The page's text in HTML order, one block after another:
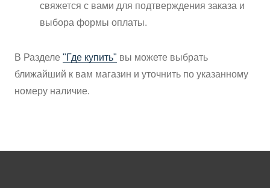
свяжется с вами для подтверждения заказа и
выбора формы оплаты.
В Разделе "Где купить" вы можете выбрать
ближайший к вам магазин и уточнить по указанному
номеру наличие.